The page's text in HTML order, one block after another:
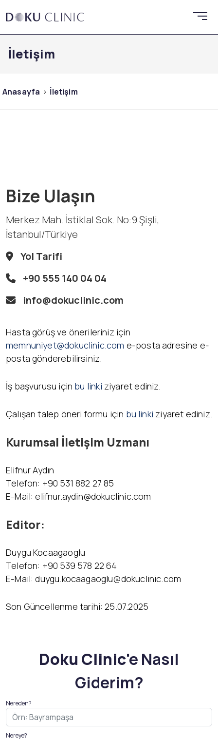
İletişim
Anasayfa İletişim
Bize Ulaşın
Merkez Mah. İstiklal Sok. No:9 Şişli,
İstanbul/Türkiye
Yol Tarifi
+90 555 140 04 04
info@dokuclinic.com
Hasta görüş ve önerileriniz için
memnuniyet@dokuclinic.com e-posta adresine e-
posta gönderebilirsiniz.
İş başvurusu için bu linki ziyaret ediniz.
Çalışan talep öneri formu için bu linki ziyaret ediniz.
Kurumsal İletişim Uzmanı
Elifnur Aydın
Telefon: +90 531 882 27 85
E-Mail: elifnur.aydin@dokuclinic.com
Editor:
Duygu Kocaagaoglu
Telefon: +90 539 578 22 64
E-Mail: duygu.kocaagaoglu@dokuclinic.com
Son Güncellenme tarihi: 25.07.2025
Doku Clinic'e Nasıl
Giderim?
Nereden?
Nereye?